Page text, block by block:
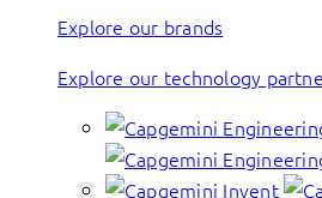
Explore our brands
Explore our technology